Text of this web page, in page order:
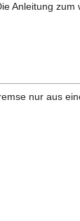
Anleitung
nur aus